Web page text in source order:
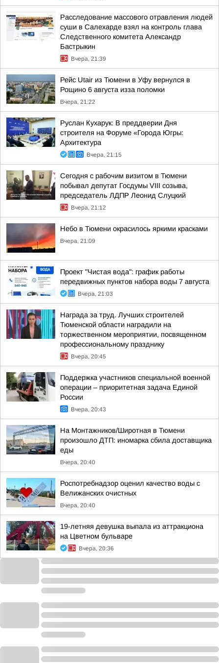
Расследование массового отравления людей
суши в Салехарде взял на контроль глава
Следственного комитета Александр
Бастрыкин
Вчера, 21:39
Рейс Utair из Тюмени в Уфу вернулся в
Рощино 6 августа изза поломки
Вчера, 21:22
Руслан Кухарук: В преддверии Дня
строителя на Форуме «Города Югры:
Архитектура
Вчера, 21:15
Сегодня с рабочим визитом в Тюмени
побывал депутат Госдумы VIII созыва,
председатель ЛДПР Леонид Слуцкий
Вчера, 21:12
Небо в Тюмени окрасилось яркими красками
Вчера, 21:09
Проект "Чистая вода": график работы
передвижных пунктов набора воды 7 августа
Вчера, 21:03
Награда за труд. Лучших строителей
Тюменской области наградили на
торжественном мероприятии, посвященном
профессиональному празднику
Вчера, 20:45
Поддержка участников специальной военной
операции – приоритетная задача Единой
России
Вчера, 20:43
На Монтажников/Широтная в Тюмени
произошло ДТП: иномарка сбила доставщика
еды
Вчера, 20:40
Роспотребнадзор оценил качество воды с
Велижанских очистных
Вчера, 20:40
19-летняя девушка выпала из аттракциона
на Цветном бульваре
Вчера, 20:36